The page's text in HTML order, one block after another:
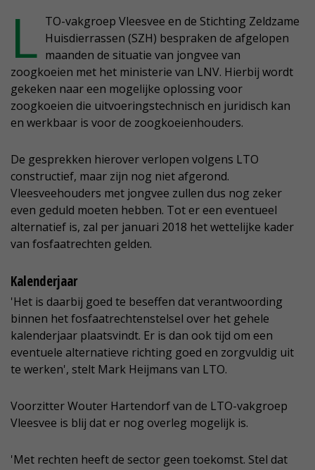
L TO-vakgroep Vleesvee en de Stichting Zeldzame
Huisdierrassen (SZH) bespraken de afgelopen
maanden de situatie van jongvee van
zoogkoeien met het ministerie van LNV. Hierbij wordt
gekeken naar een mogelijke oplossing voor
zoogkoeien die uitvoeringstechnisch en juridisch kan
en werkbaar is voor de zoogkoeienhouders.
De gesprekken hierover verlopen volgens LTO
constructief, maar zijn nog niet afgerond.
Vleesveehouders met jongvee zullen dus nog zeker
even geduld moeten hebben. Tot er een eventueel
alternatief is, zal per januari 2018 het wettelijke kader
van fosfaatrechten gelden.
Kalenderjaar
'Het is daarbij goed te beseffen dat verantwoording
binnen het fosfaatrechtenstelsel over het gehele
kalenderjaar plaatsvindt. Er is dan ook tijd om een
eventuele alternatieve richting goed en zorgvuldig uit
te werken', stelt Mark Heijmans van LTO.
Voorzitter Wouter Hartendorf van de LTO-vakgroep
Vleesvee is blij dat er nog overleg mogelijk is.
'Met rechten heeft de sector geen toekomst. Stel dat